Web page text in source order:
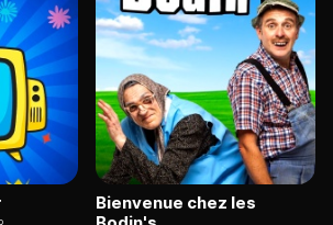
Bienvenue chez les